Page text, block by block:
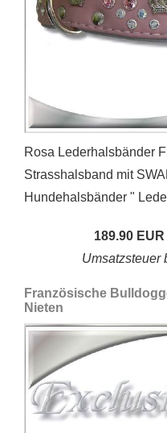
Rosa Lederhalsbänder
Strasshalsband mit
Hundehalsbänder "
189.90 EUR
Umsatzsteuer
Französische
Nieten